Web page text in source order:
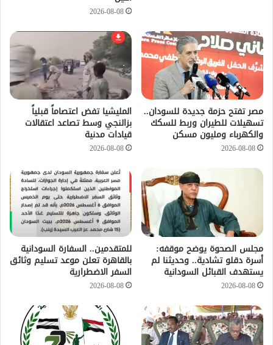
2026-08-08
مصر تفتح حزمة جديدة للسودان..
تسهيلات للطيران وربط للسكك
والكهرباء ومليون مسكن
2026-08-08
المليشيا تفض اعتصاماً قبلياً
بزالنجي وسط تصاعد اعتقالات
قيادات مدنية
2026-08-08
مجلس الصحوة يوضح موقفه:
أسرة دقلو تشادية.. وحديثنا لم
يستهدف القبائل السودانية
2026-08-08
للمتقدمين.. السفارة السودانية
بالقاهرة تعلن موعد تسليم وثائق
السفر الاضطرارية
2026-08-08